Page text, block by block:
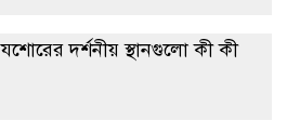
যশোরের দর্শনীয় স্থানগুলো কী কী